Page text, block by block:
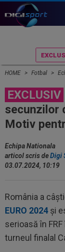
HOME Fotbal
EXCLUSIV
secunzilor
Motiv
Echipa Nationala
articol scris deDigi
03.07.2024, 10:19
România a
EURO 2024 și
serioasă în
turneul finalal